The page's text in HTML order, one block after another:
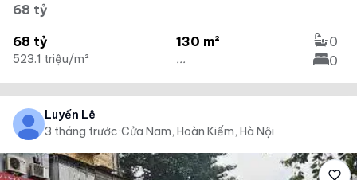
68 tỷ
68 tỷ
523.1 triệu/m²
130 m²
...
0
0
Luyến Lê
3 tháng trước·Cửa Nam, Hoàn Kiếm, Hà Nội